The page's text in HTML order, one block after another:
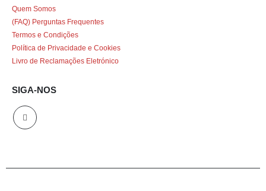
Quem Somos
(FAQ) Perguntas Frequentes
Termos e Condições
Política de Privacidade e Cookies
Livro de Reclamações Eletrónico
SIGA-NOS